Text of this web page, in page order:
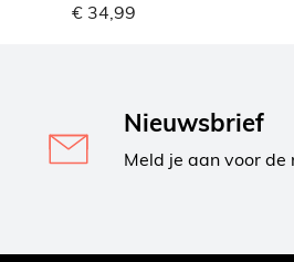
€ 34,99
Nieuwsbrief
Meld je aan voor